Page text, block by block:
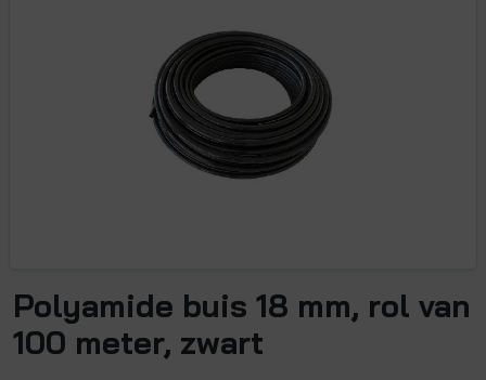
Polyamide buis 18 mm, rol van
100 meter, zwart